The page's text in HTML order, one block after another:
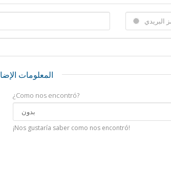
المعلومات
¿Como nos encontró?
¡Nos gustaría saber como nos encontró!